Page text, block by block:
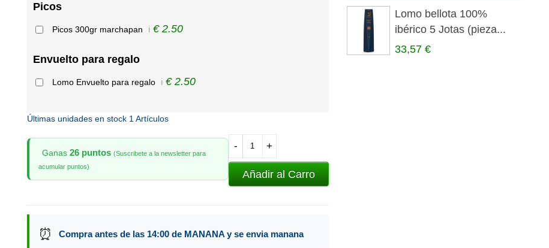
Picos
Picos 300gr marchapan ℹ️ € 2.50
Envuelto para regalo
Lomo Envuelto para regalo ℹ️ € 2.50
Últimas unidades en stock 1 Artículos
Ganas 26 puntos (Suscribete a la newsletter para
acumular puntos)
- +
Añadir al Carro
⏰ Compra antes de las 14:00 de MANANA y se envia manana
Lomo bellota 100%
ibérico 5 Jotas (pieza...
33,57 €